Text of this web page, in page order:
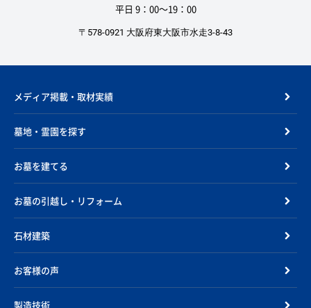
平日 9：00〜19：00
〒578-0921 大阪府東大阪市水走3-8-43
メディア掲載・取材実績
墓地・霊園を探す
お墓を建てる
お墓の引越し・リフォーム
石材建築
お客様の声
製造技術